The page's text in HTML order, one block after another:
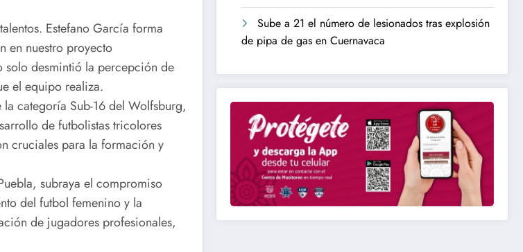
Estefano García forma
en nuestro proyecto
solo desmintió la percepción de
el equipo realiza.
categoría Sub-16 del Wolfsburg,
de futbolistas tricolores
cruciales para la formación y
subraya el compromiso
del futbol femenino y la
de jugadores profesionales,
Sube a 21 el número de lesionados tras explosión
de pipa de gas en Cuernavaca